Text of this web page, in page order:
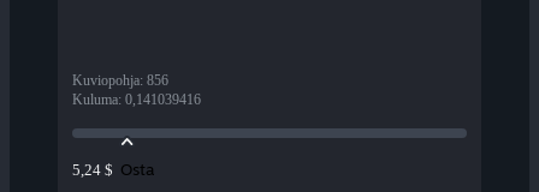
Kuviopohja: 856
Kuluma: 0,141039416
5,24 $ Osta